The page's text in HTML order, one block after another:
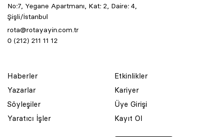
No:7, Yegane Apartmanı, Kat: 2, Daire: 4,
Şişli/İstanbul
rota@rotayayin.com.tr
0 (212) 211 11 12
Haberler
Yazarlar
Söyleşiler
Yaratıcı İşler
Etkinlikler
Kariyer
Üye Girişi
Kayıt Ol